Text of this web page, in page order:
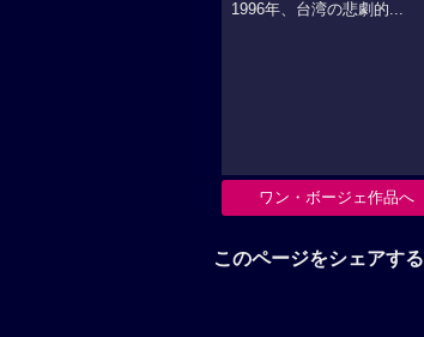
1996年、台湾の悲劇的...
ワン・ボージェ作品へ
このページをシェアする